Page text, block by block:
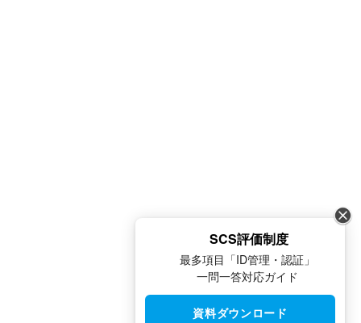
SCS評価制度
最多項目「ID管理・認証」
一問一答対応ガイド
資料ダウンロード